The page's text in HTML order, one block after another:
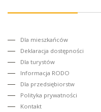
Dla mieszkańców
Deklaracja dostępności
Dla turystów
Informacja RODO
Dla przedsiębiorstw
Polityka prywatności
Kontakt